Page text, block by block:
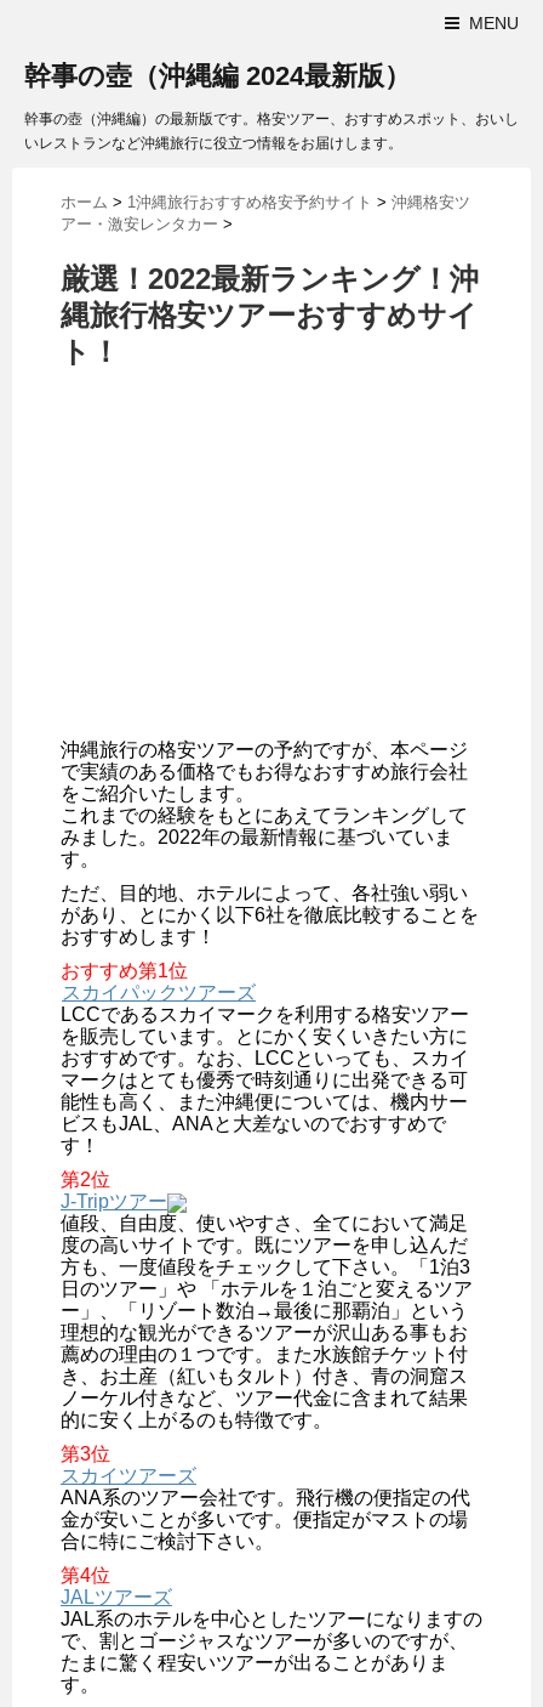
MENU
幹事の壺（沖縄編 2024最新版）
幹事の壺（沖縄編）の最新版です。格安ツアー、おすすめスポット、おいし
いレストランなど沖縄旅行に役立つ情報をお届けします。
ホーム > 1沖縄旅行おすすめ格安予約サイト > 沖縄格安ツ
アー・激安レンタカー >
厳選！2022最新ランキング！沖
縄旅行格安ツアーおすすめサイ
ト！
沖縄旅行の格安ツアーの予約ですが、本ページ
で実績のある価格でもお得なおすすめ旅行会社
をご紹介いたします。
これまでの経験をもとにあえてランキングして
みました。2022年の最新情報に基づいていま
す。
ただ、目的地、ホテルによって、各社強い弱い
があり、とにかく以下6社を徹底比較することを
おすすめします！
おすすめ第1位
スカイパックツアーズ
LCCであるスカイマークを利用する格安ツアー
を販売しています。とにかく安くいきたい方に
おすすめです。なお、LCCといっても、スカイ
マークはとても優秀で時刻通りに出発できる可
能性も高く、また沖縄便については、機内サー
ビスもJAL、ANAと大差ないのでおすすめで
す！
第2位
J-Tripツアー
値段、自由度、使いやすさ、全てにおいて満足
度の高いサイトです。既にツアーを申し込んだ
方も、一度値段をチェックして下さい。「1泊3
日のツアー」や 「ホテルを１泊ごと変えるツア
ー」、「リゾート数泊→最後に那覇泊」という
理想的な観光ができるツアーが沢山ある事もお
薦めの理由の１つです。また水族館チケット付
き、お土産（紅いもタルト）付き、青の洞窟ス
ノーケル付きなど、ツアー代金に含まれて結果
的に安く上がるのも特徴です。
第3位
スカイツアーズ
ANA系のツアー会社です。飛行機の便指定の代
金が安いことが多いです。便指定がマストの場
合に特にご検討下さい。
第4位
JALツアーズ
JAL系のホテルを中心としたツアーになりますの
で、割とゴージャスなツアーが多いのですが、
たまに驚く程安いツアーが出ることがありま
す。